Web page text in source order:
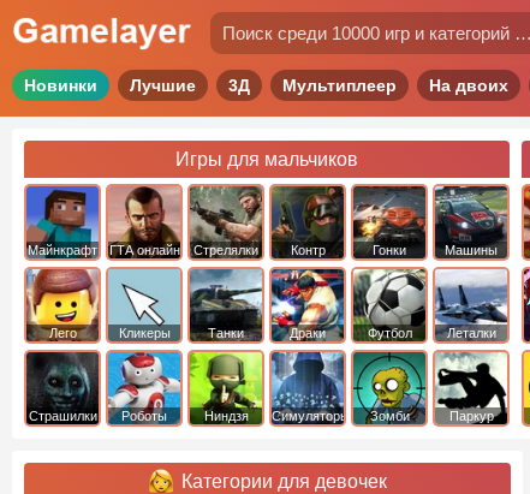
Новинки Лучшие 3Д Мультиплеер На двоих
Игры для мальчиков
Майнкрафт ГТА онлайн Стрелялки
Контр
Страйк
Гонки Машины
Лего Кликеры Танки Драки Футбол Леталки
Страшилки Роботы Ниндзя Симуляторы Зомби Паркур
Категории для девочек